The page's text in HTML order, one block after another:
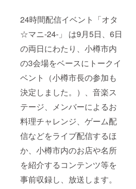
24時間配信イベント「オタ
☆マニ-24-」 は9月5日、6日
の両日にわたり、小樽市内
の3会場をベースにトークイ
ベント（小樽市長の参加も
決定しました。）、音楽ス
テージ、メンバーによるお
料理チャレンジ、ゲーム配
信などをライブ配信するほ
か、小樽市内のお店や名所
を紹介するコンテンツ等を
事前収録し、放送します。